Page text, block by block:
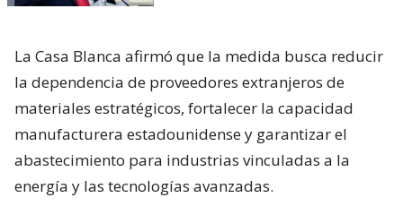
La Casa Blanca afirmó que la medida busca reducir
la dependencia de proveedores extranjeros de
materiales estratégicos, fortalecer la capacidad
manufacturera estadounidense y garantizar el
abastecimiento para industrias vinculadas a la
energía y las tecnologías avanzadas.